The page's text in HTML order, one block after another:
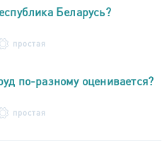
Беларусь?
простая
по-разному оценивается?
простая